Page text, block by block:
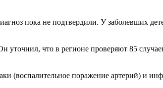
пока не подтвердили. У заболевших
что в регионе проверяют 85
(воспалительное поражение артерий) и